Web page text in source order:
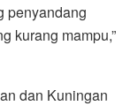
penyandang
kurang mampu,”
dan Kuningan